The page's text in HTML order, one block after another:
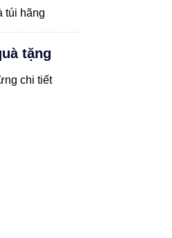
túi hãng
tặng
chi tiết